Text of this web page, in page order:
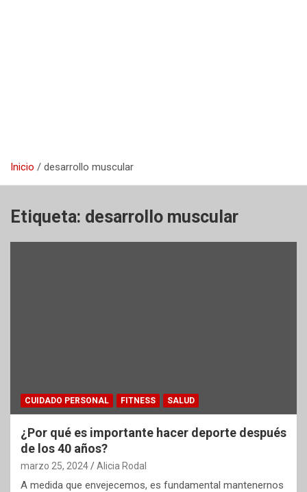
Inicio desarrollo muscular
Etiqueta: desarrollo muscular
CUIDADO PERSONAL FITNESS SALUD
¿Por qué es importante hacer deporte después
de los 40 años?
marzo 25, 2024 Alicia Rodal
A medida que envejecemos, es fundamental mantenernos